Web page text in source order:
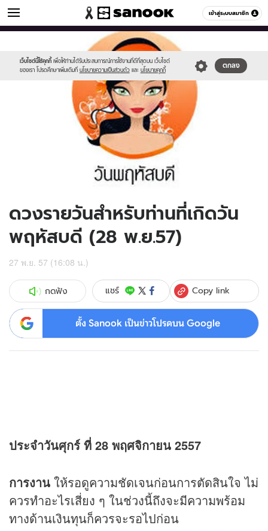
เข้าสู่ระบบสมาชิก
ดูดวง หมวดอื่นๆ
เว็บไซต์นี้ใช้คุกกี้ เพื่อให้ท่านได้รับประสบการณ์การใช้งานที่ดีที่สุดบน เว็บไซต์
ของเรา โปรดศึกษาเพิ่มเติมที่ นโยบายความเป็นส่วนตัว และ นโยบายคุกกี้
ตกลง
//s.isanook.com/sr/0/images/logo-
sanook.png
//s.isanook.com/ho/0/ud/14/74285/170-
ดวงรายวันสำหรับท่านที่เกิดวัน
พฤหัสบดี (28 พ.ย.57)
27 พ.ย. 57 (16:08 น.)
กดฟัง แชร์ Copy link
ตั้ง Sanook เป็นข่าวโปรดบน Google
ประจำวันศุกร์ ที่ 28 พฤศจิกายน 2557
การงาน ให้รอดูความชัดเจนก่อนการตัดสินใจ ไม่
ควรทำอะไรเสี่ยง ๆ ในช่วงนี้ถึงจะมีความพร้อม
ทางด้านเงินทุนก็ควรจะรอไปก่อน